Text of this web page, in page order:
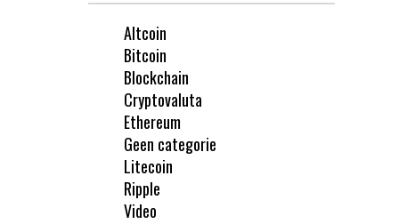
Altcoin
Bitcoin
Blockchain
Cryptovaluta
Ethereum
Geen categorie
Litecoin
Ripple
Video